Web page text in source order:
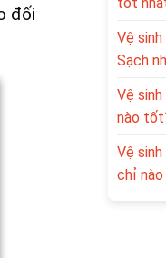
đối
Vệ
Sạch
Vệ
nào
Vệ
chỉ